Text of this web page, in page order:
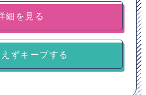
細を見る
ずキープする